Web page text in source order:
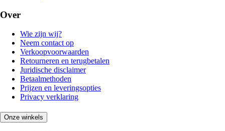
Over
Wie zijn wij?
Neem contact op
Verkoopvoorwaarden
Retourneren en terugbetalen
Juridische disclaimer
Betaalmethoden
Prijzen en leveringsopties
Privacy verklaring
Onze winkels